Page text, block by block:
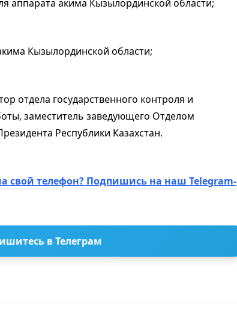
аппарата акима Кызылординской области;
Кызылординской области;
отдела государственного контроля и
заместитель заведующего Отделом
Республики Казахстан.
свой телефон? Подпишись на наш Telegram-
в Телеграм